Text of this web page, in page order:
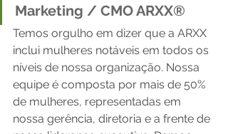
Marketing / CMO ARXX®
Temos orgulho em dizer que a ARXX
inclui mulheres notáveis ​​em todos os
níveis de nossa organização. Nossa
equipe é composta por mais de 50%
de mulheres, representadas em
nossa gerência, diretoria e a frente de